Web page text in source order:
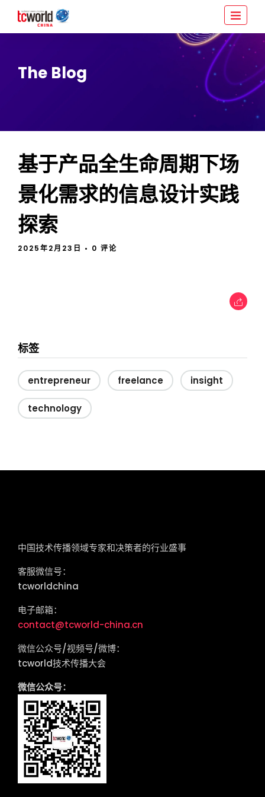
The Blog
基于产品全生命周期下场
景化需求的信息设计实践
探索
2025年2月23日 • 0 评论
标签
entrepreneur freelance insight
technology
中国技术传播领域专家和决策者的行业盛事
客服微信号：
tcworldchina
电子邮箱：
contact@tcworld-china.cn
微信公众号/视频号/微博：
tcworld技术传播大会
微信公众号：